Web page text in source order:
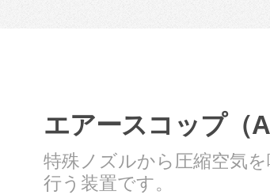
エアースコップ（
特殊ノズルから圧縮空気
行う装置です。